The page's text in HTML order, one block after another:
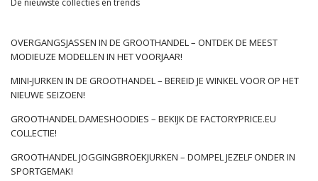
Goed geschikt voor het silhouet van kokerrokken zou elke
veelzijdige zijn midi-modellen, die dankzij hun lengte zich in
elke situatie zullen bewijzen. Een deel van hen heeft speciale
vergemakkelijken en bovendien een visueel verrijkend
element van de snede zijn. Mini-modellen zijn ideaal voor
casual sets. KlassiekkokerrokkenZe zijn gemaakt van een
iets dikker materiaal, vaak met toevoeging van elastaan,
De nieuwste collecties en trends
OVERGANGSJASSEN IN DE GROOTHANDEL – ONTDEK DE MEEST
MODIEUZE MODELLEN IN HET VOORJAAR!
MINI-JURKEN IN DE GROOTHANDEL – BEREID JE WINKEL VOOR OP HET
NIEUWE SEIZOEN!
GROOTHANDEL DAMESHOODIES – BEKIJK DE FACTORYPRICE.EU
COLLECTIE!
GROOTHANDEL JOGGINGBROEKJURKEN – DOMPEL JEZELF ONDER IN
SPORTGEMAK!